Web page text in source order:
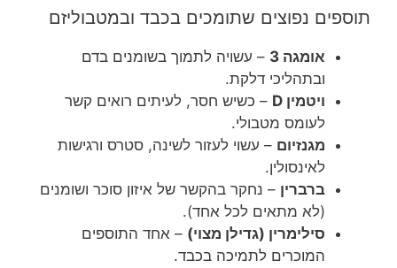
תוספים נפוצים שתומכים בכבד ובמטבוליזם
אומגה 3
– עשויה לתמוך בשומנים בדם
ובתהליכי דלקת.
ויטמין D
– כשיש חסר, לעיתים רואים קשר
לעומס מטבולי.
מגנזיום – עשוי לעזור לשינה, סטרס ורגישות
לאינסולין.
ברברין – נחקר בהקשר של איזון סוכר ושומנים
(לא מתאים לכל אחד).
סילימרין (גדילן מצוי) – אחד התוספים
המוכרים לתמיכה בכבד.